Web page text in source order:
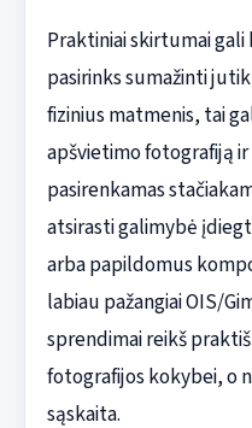
Praktiniai skirtumai
pasirinks sumažinti
fizinius matmenis, tai
apšvietimo fotografiją
pasirenkamas
atsirasti galimybė
arba papildomus
labiau pažangiai OIS/
sprendimai reikš
fotografijos kokybei, o
sąskaita.